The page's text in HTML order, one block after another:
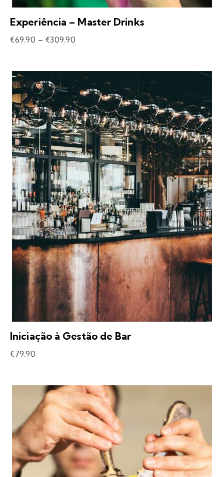
Experiência – Master Drinks
€69.90 – €309.90
Iniciação à Gestão de Bar
€79.90